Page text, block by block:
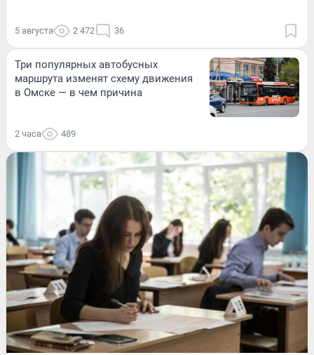
5 августа 2 472 36
Три популярных автобусных
маршрута изменят схему движения
в Омске — в чем причина
2 часа 489